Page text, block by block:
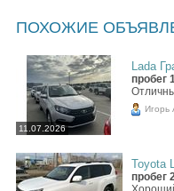
ПОХОЖИЕ
11.07.2026
Lada
пробег
Игорь
Toyota
пробег